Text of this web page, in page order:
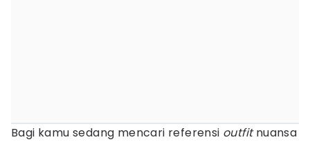
Bagi kamu sedang mencari referensi outfitnuansa